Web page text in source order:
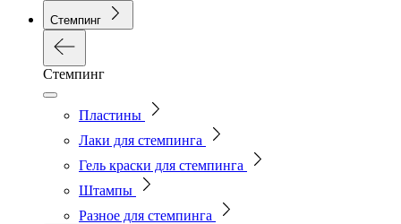
Стемпинг
Стемпинг
Пластины
Лаки для стемпинга
Гель краски для стемпинга
Штампы
Разное для стемпинга